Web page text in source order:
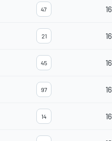
47 16
21 16
45 16
97 16
14 16